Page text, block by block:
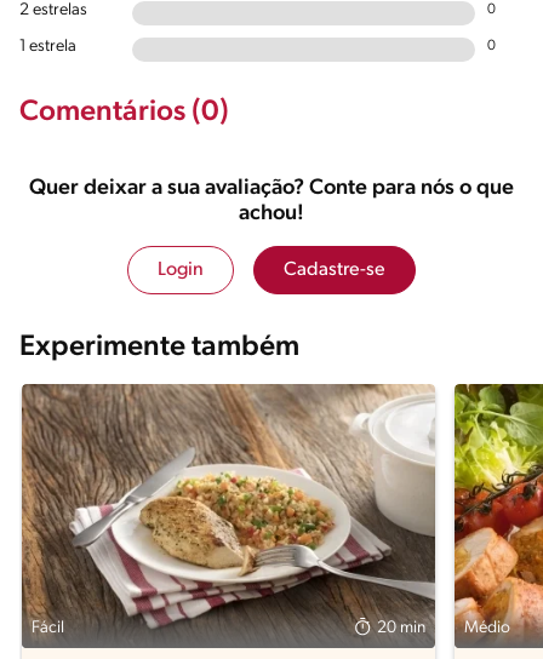
2 estrelas 0
1 estrela 0
Comentários (0)
Quer deixar a sua avaliação? Conte para nós o que
achou!
Login Cadastre-se
Experimente também
Fácil 20 min Médio